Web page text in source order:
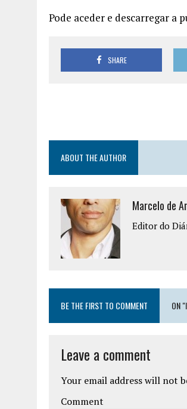
Pode aceder e descarregar a
SHARE
ABOUT THE AUTHOR
Marcelo de
Editor do
BE THE FIRST TO COMMENT ON
Leave a comment
Your email address will not
Comment